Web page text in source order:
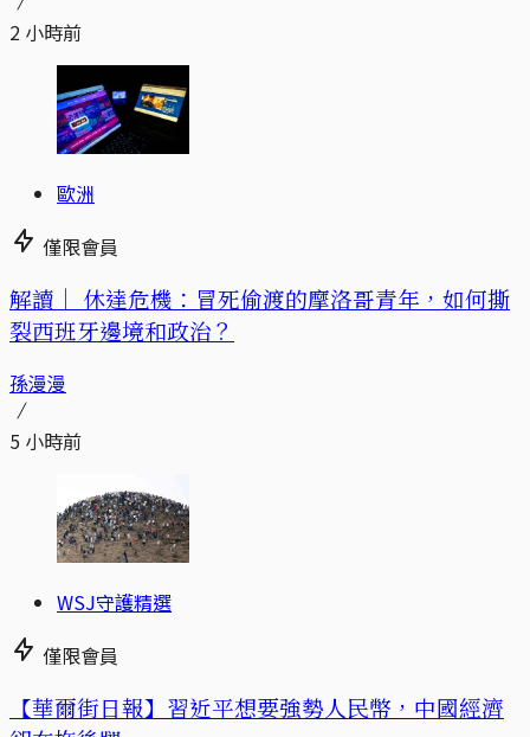
2 小時前
歐洲
僅限會員
解讀｜ 休達危機：冒死偷渡的摩洛哥青年，如何撕
裂西班牙邊境和政治？
孫漫漫
5 小時前
WSJ守護精選
僅限會員
【華爾街日報】習近平想要強勢人民幣，中國經濟